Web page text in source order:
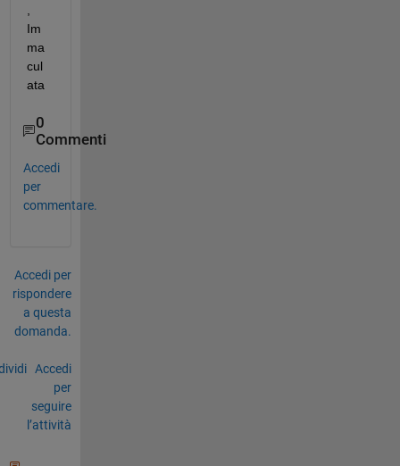
Im
ma
cul
ata
0
Commenti
Accedi
per
commentare.
Accedi per
rispondere
a questa
domanda.
Accedi
per
seguire
l’attività